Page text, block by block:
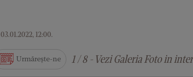
03.01.2022, 12:00.
Urmărește-ne 1 / 8 - Vezi Galeria Foto in